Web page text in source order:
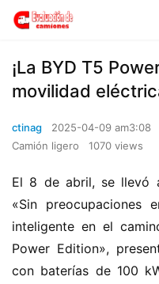
¡La BYD T5
movilidad
ctinag 2025-04-09 am3:08
Camión ligero
1070 views
El 8 de abril, se llevó
«Sin preocupaciones
inteligente en el
Power Edition»,
con baterías de 100